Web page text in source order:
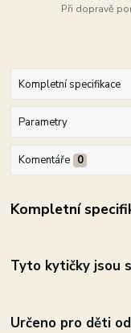
Při dopravě
Kompletní specifikace
Parametry
Komentáře 0
Kompletní
Tyto kytičky jsou
Určeno pro děti